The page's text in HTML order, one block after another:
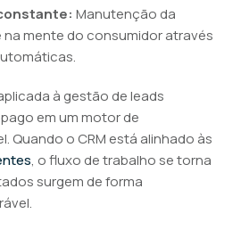
Manutenção da
mente do consumidor através
à gestão de leads
em um motor de
Quando o CRM está alinhado às
, o fluxo de trabalho se torna
surgem de forma